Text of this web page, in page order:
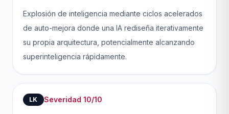
Explosión de inteligencia mediante ciclos acelerados
de auto-mejora donde una IA rediseña iterativamente
su propia arquitectura, potencialmente alcanzando
superinteligencia rápidamente.
LK Severidad 10/10